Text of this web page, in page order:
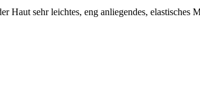
sehr leichtes, eng anliegendes, elastisches